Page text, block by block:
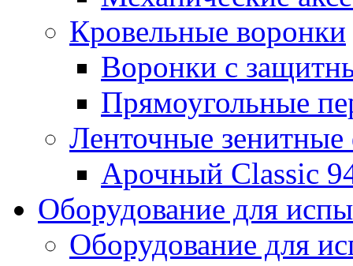
Кровельные воронки
Воронки с
Прямоугольные
Ленточные
Арочный Classic
Оборудование для
Оборудование для